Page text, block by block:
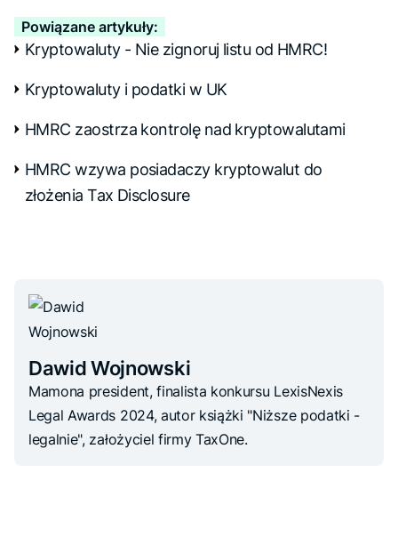
Powiązane artykuły:
Kryptowaluty - Nie zignoruj listu od HMRC!
Kryptowaluty i podatki w UK
HMRC zaostrza kontrolę nad kryptowalutami
HMRC wzywa posiadaczy kryptowalut do
złożenia Tax Disclosure
Dawid Wojnowski
Mamona president, finalista konkursu LexisNexis
Legal Awards 2024, autor książki "Niższe podatki -
legalnie", założyciel firmy TaxOne.